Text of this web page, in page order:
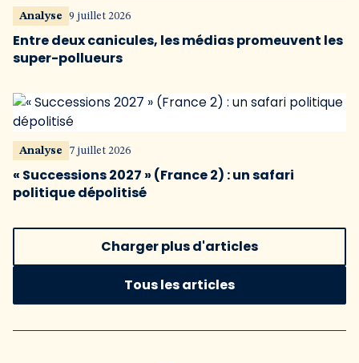
Analyse 9 juillet 2026
Entre deux canicules, les médias promeuvent les
super-pollueurs
Analyse 7 juillet 2026
« Successions 2027 » (France 2) : un safari
politique dépolitisé
Charger plus d'articles
Tous les articles